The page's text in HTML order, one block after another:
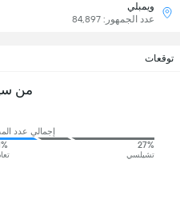
ويمبلي
عدد الجمهور: 84,897
توقعات
من
إجمالي عدد
27%
تشيلسي